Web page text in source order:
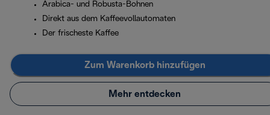
Arabica- und Robusta-Bohnen
Direkt aus dem Kaffeevollautomaten
Der frischeste Kaffee
Zum Warenkorb hinzufügen
Mehr entdecken